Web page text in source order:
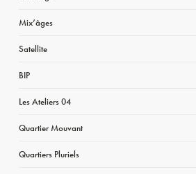
Mix’âges
Satellite
BIP
Les Ateliers 04
Quartier Mouvant
Quartiers Pluriels